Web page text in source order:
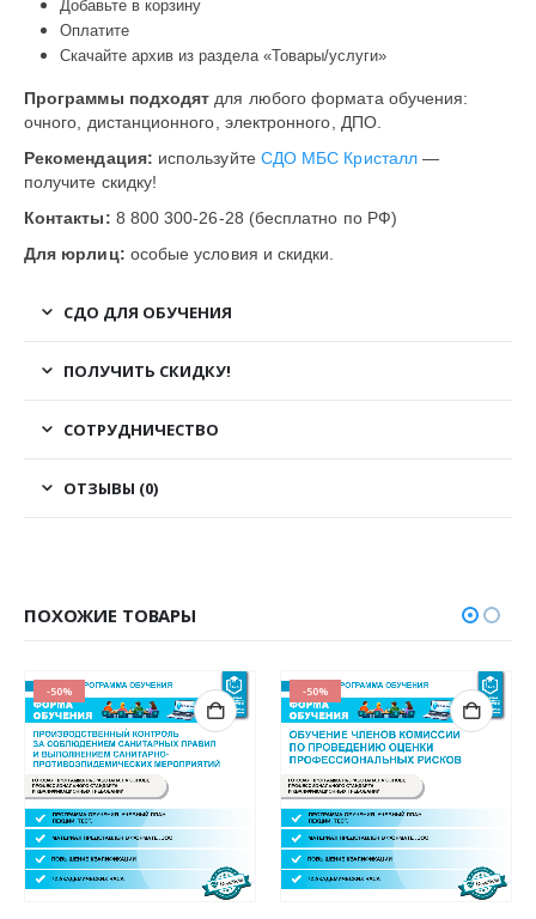
Добавьте в корзину
Оплатите
Скачайте архив из раздела «Товары/услуги»
Программы подходят для любого формата обучения:
очного, дистанционного, электронного, ДПО.
Рекомендация: используйте СДО МБС Кристалл—
получите скидку!
Контакты: 8 800 300-26-28 (бесплатно по РФ)
Для юрлиц: особые условия и скидки.
СДО ДЛЯ ОБУЧЕНИЯ
ПОЛУЧИТЬ СКИДКУ!
СОТРУДНИЧЕСТВО
ОТЗЫВЫ (0)
ПОХОЖИЕ ТОВАРЫ
-50% -50%